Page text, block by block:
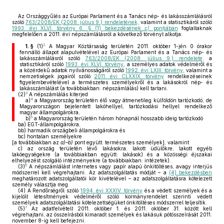
Az Országgyűlés az Európai Parlament és a Tanács nép- és lakásszámlálásról
szóló763/2008/EK (2008. július 9.) rendeletének, valamint a statisztikáról szóló
1993. évi XLVI. törvény 6. § (1) bekezdésének c) pontjában foglaltaknak
megfelelően a 2011. évi népszámlálásról a következő törvényt alkotja:
1. §(1)2
A Magyar Köztársaság területén 2011. október 1-jén 0 órakor
fennálló állapot alapulvételével az Európai Parlament és a Tanács nép- és
lakásszámlálásról szóló 763/2008/EK (2008. július 9.) rendelete,
a
statisztikáról szóló1993. évi XLVI. törvény, a személyes adatok védelméről és
a közérdekű adatok nyilvánosságáról szóló1992. évi LXIII. törvény, valamint a
nemzetiségek jogairól szóló 2011. évi CLXXIX. törvényrendelkezéseinek
figyelembevételével a természetes személyekről és a lakásokról nép- és
lakásszámlálást (a továbbiakban: népszámlálás) kell tartani.
(2)3 A népszámlálás kiterjed
a)4a Magyarország területén élő vagy átmenetileg külföldön tartózkodó, de
Magyarországon bejelentett lakóhellyel, tartózkodási hellyel rendelkező
magyar állampolgárokra,
b)5a Magyarország területén három hónapnál hosszabb ideig tartózkodó
ba) EGT-állampolgárokra,
bb) harmadik országbeli állampolgárokra és
bc) hontalan személyekre
[a továbbiakban az a)–b) pont együtt: természetes személyek], valamint
c) az ország területén lévő lakásokra, lakott üdülőkre, lakott egyéb
lakóegységekre (a továbbiakban együtt: lakások) és a közösségi éjszakai
elhelyezést szolgáló intézményekre (a továbbiakban: intézetek).
(3)6 A népszámlálást internetes vagy papír alapú önkitöltéses, avagy interjús
módszerrel kell végrehajtani. Az adatszolgáltatás módját – a (4) bekezdésben
meghatározott adatszolgáltatói kör kivételével – az adatszolgáltatásra kötelezett
személy választja meg.
(4) A Rendőrségről szóló 1994. évi XXXIV. törvényés a védett személyek és a
kijelölt létesítmények védelméről szóló kormányrendelet szerinti védett
személyek adatszolgáltatási kötelezettségüket önkitöltéses módszerrel teljesítik.
(5)7
Az adatfelvételt 2011. október 1. és 2011. október 31. között kell
végrehajtani, az összeírásból kimaradt személyek és lakásuk pótösszeírását 2011.
november 8-ig kell befejezni.